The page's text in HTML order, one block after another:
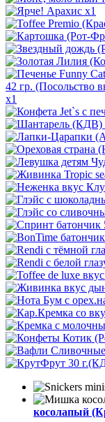
x1
x1
косолапый